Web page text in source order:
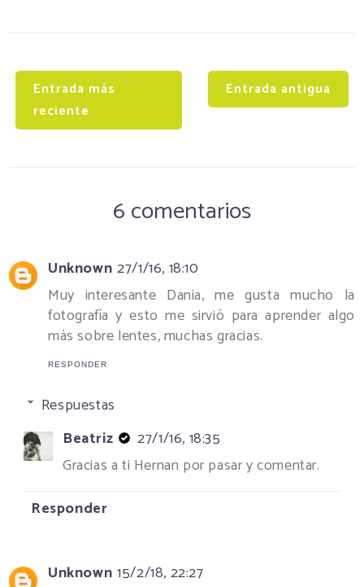
Entrada más
reciente
Entrada antigua
6 comentarios
Unknown 27/1/16, 18:10
Muy interesante Dania, me gusta mucho la
fotografía y esto me sirvió para aprender algo
más sobre lentes, muchas gracias.
RESPONDER
Respuestas
Beatriz
27/1/16, 18:35
Gracias a ti Hernan por pasar y comentar.
Responder
Unknown 15/2/18, 22:27